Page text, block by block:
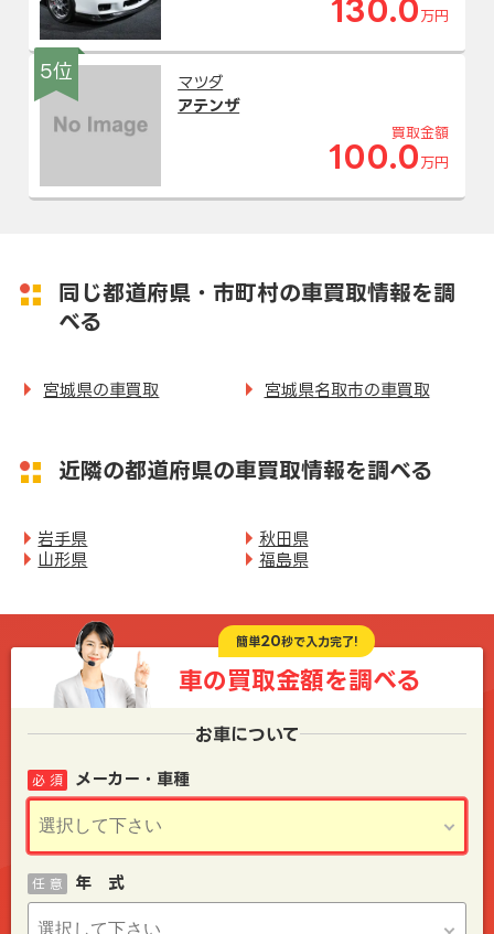
130.0 万円
5位
マツダ
アテンザ
買取金額
100.0 万円
同じ都道府県・市町村の車買取情報を調
べる
宮城県の車買取 宮城県名取市の車買取
近隣の都道府県の車買取情報を調べる
岩手県
秋田県
山形県
福島県
簡単20秒で入力完了!
車の買取金額を調べる
お車について
メーカー・車種
必 須
年 式
任 意